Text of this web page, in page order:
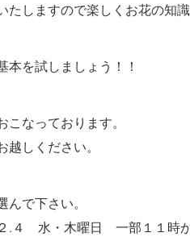
たしますので楽しくお花の知
本を試しましょう！！
なっております。
しください。
で下さい。
４ 水・木曜日 一部１１時